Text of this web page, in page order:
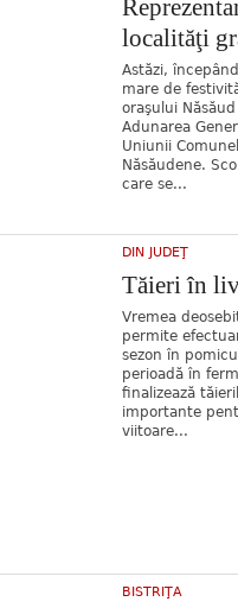
localităţi
Astăzi,
mare de
oraşului
Adunarea
Uniunii
Năsăudene.
care se...
DIN JUDEŢ
Tăieri în
Vremea
permite
sezon în
perioadă în
finalizează
importante
viitoare...
BISTRIŢA